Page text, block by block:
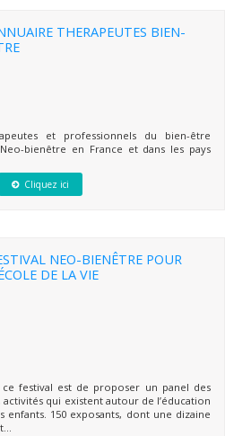
THERAPEUTES BIEN-
et professionnels du bien-être
bienêtre en France et dans les pays
Cliquez ici
NEO-BIENÊTRE POUR
DE LA VIE
festival est de proposer un panel des
qui existent autour de l’éducation
150 exposants, dont une dizaine